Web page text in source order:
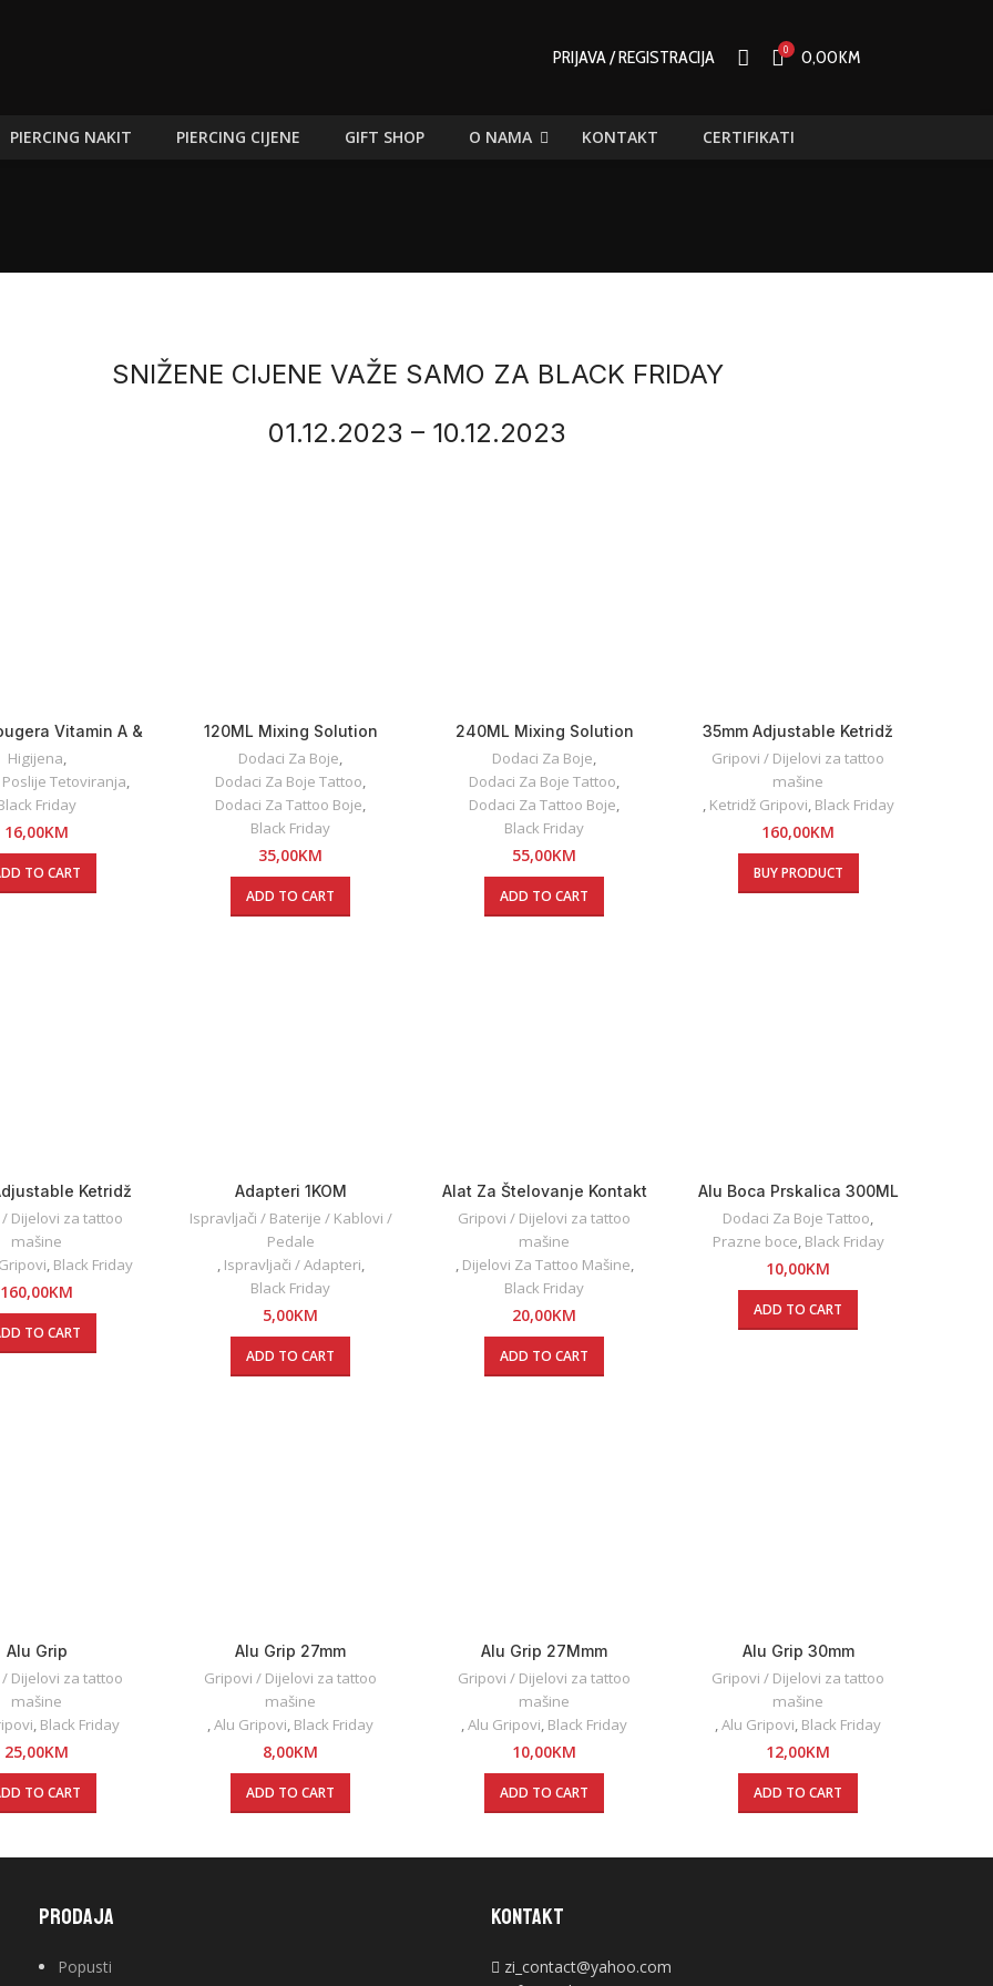
PRIJAVA / REGISTRACIJA 0 0,00KM
PIERCING NAKIT PIERCING CIJENE GIFT SHOP O NAMA KONTAKT CERTIFIKATI
SNIŽENE CIJENE VAŽE SAMO ZA BLACK FRIDAY
01.12.2023 – 10.12.2023
Vitamin A &
Ointment 5g
Higijena,
Tetoviranja,
Friday
16,00KM
TO CART
120ML Mixing Solution
Dynamic
Dodaci Za Boje,
Dodaci Za Boje Tattoo,
Dodaci Za Tattoo Boje,
Black Friday
35,00KM
ADD TO CART
240ML Mixing Solution
Dynamic
Dodaci Za Boje,
Dodaci Za Boje Tattoo,
Dodaci Za Tattoo Boje,
Black Friday
55,00KM
ADD TO CART
35mm Adjustable Ketridž
Grip
Gripovi / Dijelovi za tattoo
mašine
, Ketridž Gripovi, Black Friday
160,00KM
BUY PRODUCT
Ketridž
Grip
Dijelovi za tattoo
mašine
, Black Friday
160,00KM
TO CART
Adapteri 1KOM
Ispravljači / Baterije / Kablovi /
Pedale
, Ispravljači / Adapteri,
Black Friday
5,00KM
ADD TO CART
Alat Za Štelovanje Kontakt
Lima
Gripovi / Dijelovi za tattoo
mašine
, Dijelovi Za Tattoo Mašine,
Black Friday
20,00KM
ADD TO CART
Alu Boca Prskalica 300ML
Dodaci Za Boje Tattoo,
Prazne boce, Black Friday
10,00KM
ADD TO CART
Alu Grip
Dijelovi za tattoo
mašine
, Black Friday
25,00KM
TO CART
Alu Grip 27mm
Gripovi / Dijelovi za tattoo
mašine
,Alu Gripovi, Black Friday
8,00KM
ADD TO CART
Alu Grip 27Mmm
Gripovi / Dijelovi za tattoo
mašine
,Alu Gripovi, Black Friday
10,00KM
ADD TO CART
Alu Grip 30mm
Gripovi / Dijelovi za tattoo
mašine
,Alu Gripovi, Black Friday
12,00KM
ADD TO CART
PRODAJA
Popusti
KONTAKT
zi_contact@yahoo.com